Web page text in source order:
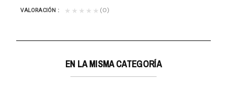
VALORACIÓN ★★★★★ (0)
EN LA MISMA CATEGORÍA